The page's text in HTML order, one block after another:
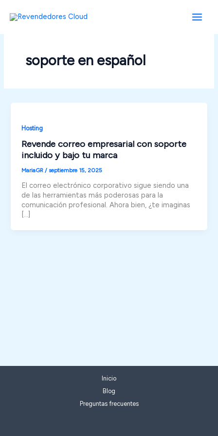
contenido
soporte en español
Hosting
Revende correo empresarial con soporte
incluido y bajo tu marca
MariaGR/septiembre 15, 2025
El correo electrónico corporativo sigue siendo una
de las herramientas más poderosas para la
comunicación profesional. Ahora bien, ¿te imaginas
[…]
Inicio
Blog
Preguntas frecuentes